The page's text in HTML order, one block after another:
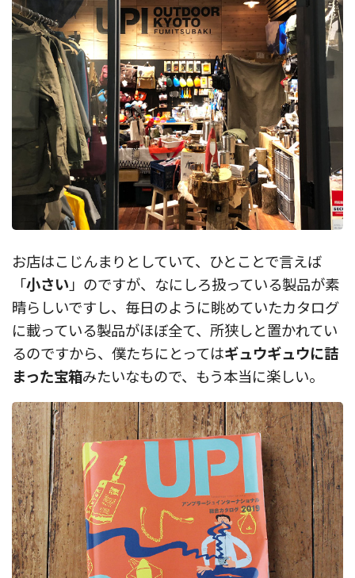
お店はこじんまりとしていて、ひとことで言えば
「小さい 」のですが、なにしろ扱っている製品が素
晴らしいですし、毎日のように眺めていたカタログ
に載っている製品がほぼ全て、所狭しと置かれてい
るのですから、僕たちにとってはギュウギュウに詰
まった宝箱みたいなもので、もう本当に楽しい。